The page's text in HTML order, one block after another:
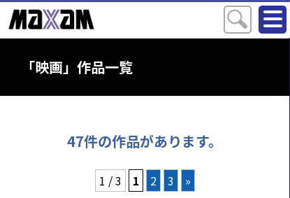
「映画」作品一覧
47件の作品があります。
1 / 3 1 2 3 »